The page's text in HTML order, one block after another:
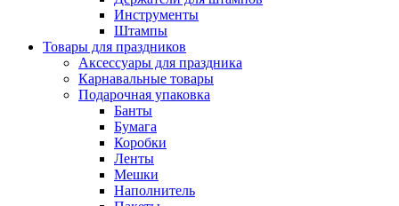
Инструменты
Штампы
Товары для праздников
Аксессуары для праздника
Карнавальные товары
Подарочная упаковка
Банты
Бумага
Коробки
Ленты
Мешки
Наполнитель